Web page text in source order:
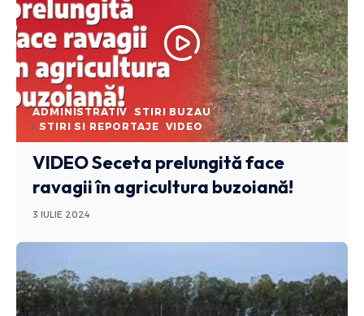
ADMINISTRATIV STIRI BUZAU
STIRI SI REPORTAJE VIDEO
VIDEO Seceta prelungită face
ravagii în agricultura buzoiană!
3 IULIE 2024